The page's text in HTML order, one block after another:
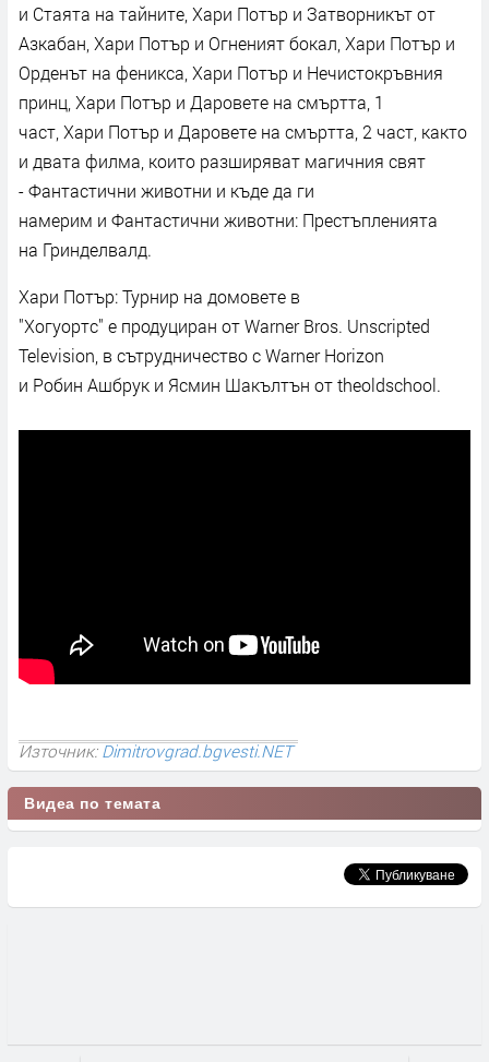
и Стаята на тайните, Хари Потър и Затворникът от
Азкабан, Хари Потър и Огненият бокал, Хари Потър и
Орденът на феникса, Хари Потър и Нечистокръвния
принц, Хари Потър и Даровете на смъртта, 1
част, Хари Потър и Даровете на смъртта, 2 част, както
и двата филма, които разширяват магичния свят
- Фантастични животни и къде да ги
намерим и Фантастични животни: Престъпленията
на Гринделвалд.
Хари Потър: Турнир на домовете в
"Хогуортс" е продуциран от Warner Bros. Unscripted
Television, в сътрудничество с Warner Horizon
и Робин Ашбрук и Ясмин Шакълтън от theoldschool.
Източник:Dimitrovgrad.bgvesti.NET
Видеа по темата